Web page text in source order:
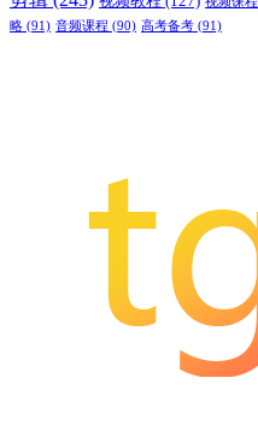
略 (91) 音频课程 (90) 高考备考 (91)